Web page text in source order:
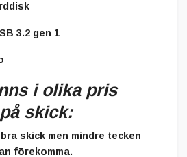
3.2 gen 1
i olika pris
skick:
skick men mindre tecken
förekomma.